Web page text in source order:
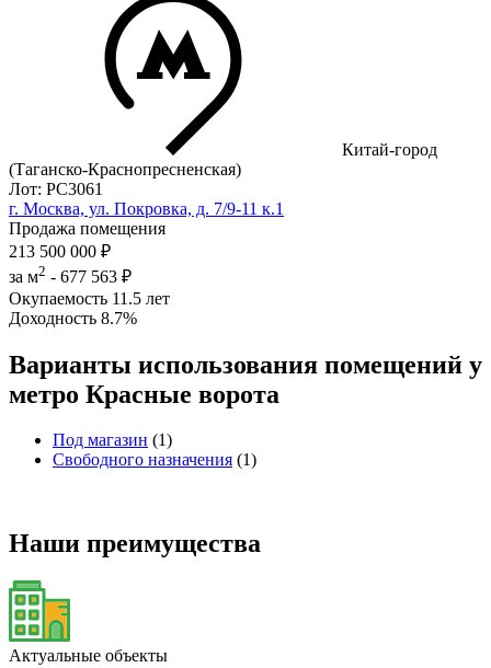
Китай-город
(Таганско-Краснопресненская)
Лот: РС3061
г. Москва, ул. Покровка, д. 7/9-11 к.1
Продажа помещения
213 500 000 ₽
за м2 - 677 563 ₽
Окупаемость 11.5 лет
Доходность 8.7%
Варианты использования помещений у
метро Красные ворота
Под магазин (1)
Свободного назначения (1)
Наши преимущества
Актуальные объекты